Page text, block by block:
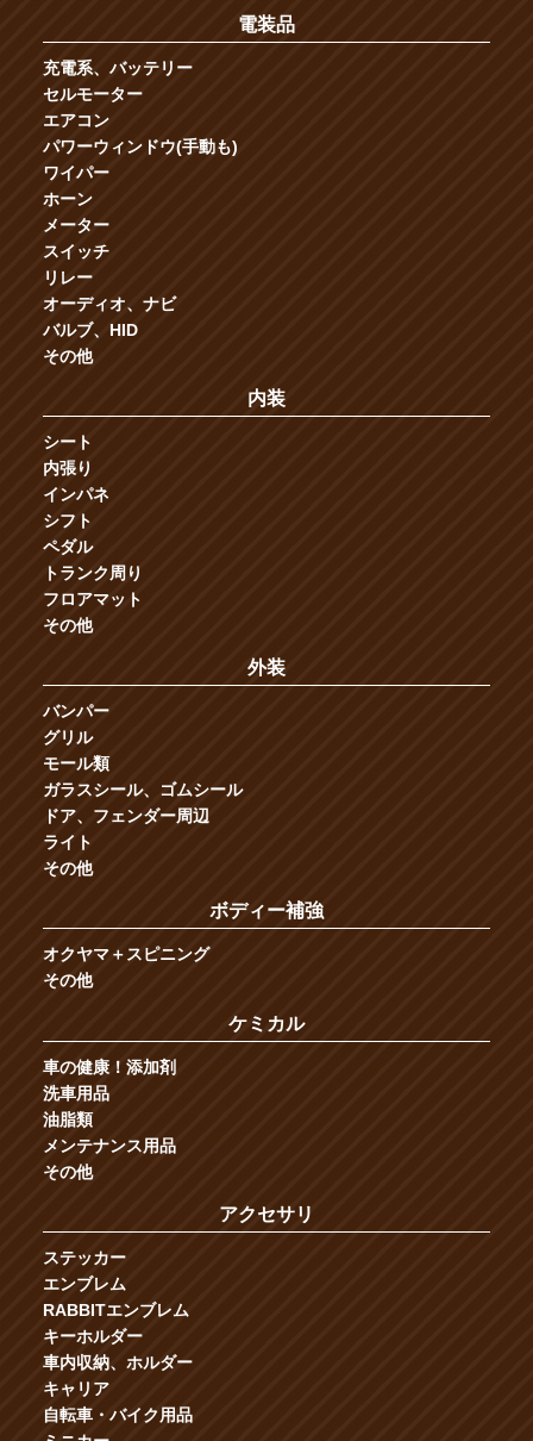
電装品
充電系、バッテリー
セルモーター
エアコン
パワーウィンドウ(手動も)
ワイパー
ホーン
メーター
スイッチ
リレー
オーディオ、ナビ
バルブ、HID
その他
内装
シート
内張り
インパネ
シフト
ペダル
トランク周り
フロアマット
その他
外装
バンパー
グリル
モール類
ガラスシール、ゴムシール
ドア、フェンダー周辺
ライト
その他
ボディー補強
オクヤマ＋スピニング
その他
ケミカル
車の健康！添加剤
洗車用品
油脂類
メンテナンス用品
その他
アクセサリ
ステッカー
エンブレム
RABBITエンブレム
キーホルダー
車内収納、ホルダー
キャリア
自転車・バイク用品